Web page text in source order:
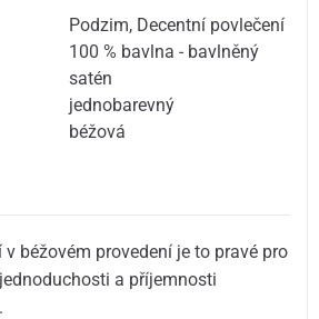
Podzim, Decentní povlečení
100 % bavlna - bavlněný
satén
jednobarevný
béžová
béžovém provedení je to pravé pro
a příjemnosti